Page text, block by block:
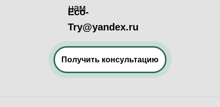
Eco-
Try@yandex.ru
Получить консультацию
нам